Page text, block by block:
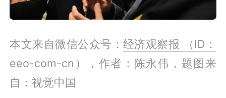
本文来自微信公众号： 经济观察报 （ID：
eeo-com-cn）
，作者：陈永伟，题图来
自：视觉中国